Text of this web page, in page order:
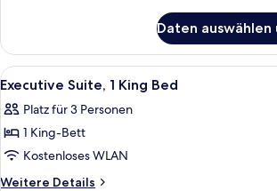
anzeigen
Room,
Queen
Daten auswählen
Alle
Fotos
für
Executive
Suite,
1
4
Executive Suite, 1 King Bed
Platz für 3 Personen
1 King-Bett
Kostenloses WLAN
Weitere Details
Weitere